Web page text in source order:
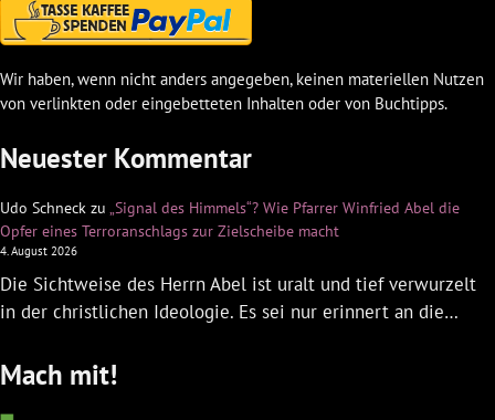
Wir haben, wenn nicht anders angegeben, keinen materiellen Nutzen
von verlinkten oder eingebetteten Inhalten oder von Buchtipps.
Neuester Kommentar
Udo Schneck zu „Signal des Himmels“? Wie Pfarrer Winfried Abel die
Opfer eines Terroranschlags zur Zielscheibe macht
4. August 2026
Die Sichtweise des Herrn Abel ist uralt und tief verwurzelt
in der christlichen Ideologie. Es sei nur erinnert an die…
Mach mit!